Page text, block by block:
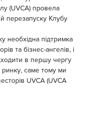
(UVCA) провела
перезапуску Клубу
необхідна підтримка
та бізнес-ангелів, і
в першу чергу
ринку, саме тому ми
UVCA (UVCA